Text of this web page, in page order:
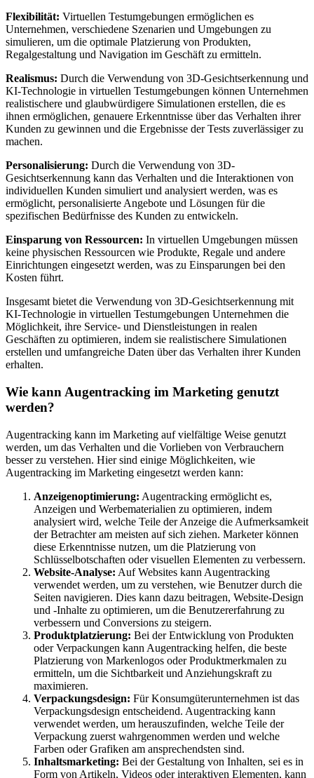
Flexibilität: Virtuellen Testumgebungen ermöglichen es
Unternehmen, verschiedene Szenarien und Umgebungen zu
simulieren, um die optimale Platzierung von Produkten,
Regalgestaltung und Navigation im Geschäft zu ermitteln.
Realismus: Durch die Verwendung von 3D-Gesichtserkennung und
KI-Technologie in virtuellen Testumgebungen können Unternehmen
realistischere und glaubwürdigere Simulationen erstellen, die es
ihnen ermöglichen, genauere Erkenntnisse über das Verhalten ihrer
Kunden zu gewinnen und die Ergebnisse der Tests zuverlässiger zu
machen.
Personalisierung: Durch die Verwendung von 3D-
Gesichtserkennung kann das Verhalten und die Interaktionen von
individuellen Kunden simuliert und analysiert werden, was es
ermöglicht, personalisierte Angebote und Lösungen für die
spezifischen Bedürfnisse des Kunden zu entwickeln.
Einsparung von Ressourcen: In virtuellen Umgebungen müssen
keine physischen Ressourcen wie Produkte, Regale und andere
Einrichtungen eingesetzt werden, was zu Einsparungen bei den
Kosten führt.
Insgesamt bietet die Verwendung von 3D-Gesichtserkennung mit
KI-Technologie in virtuellen Testumgebungen Unternehmen die
Möglichkeit, ihre Service- und Dienstleistungen in realen
Geschäften zu optimieren, indem sie realistischere Simulationen
erstellen und umfangreiche Daten über das Verhalten ihrer Kunden
erhalten.
Wie kann Augentracking im Marketing genutzt
werden?
Augentracking kann im Marketing auf vielfältige Weise genutzt
werden, um das Verhalten und die Vorlieben von Verbrauchern
besser zu verstehen. Hier sind einige Möglichkeiten, wie
Augentracking im Marketing eingesetzt werden kann:
Anzeigenoptimierung: Augentracking ermöglicht es,
Anzeigen und Werbematerialien zu optimieren, indem
analysiert wird, welche Teile der Anzeige die Aufmerksamkeit
der Betrachter am meisten auf sich ziehen. Marketer können
diese Erkenntnisse nutzen, um die Platzierung von
Schlüsselbotschaften oder visuellen Elementen zu verbessern.
Website-Analyse: Auf Websites kann Augentracking
verwendet werden, um zu verstehen, wie Benutzer durch die
Seiten navigieren. Dies kann dazu beitragen, Website-Design
und -Inhalte zu optimieren, um die Benutzererfahrung zu
verbessern und Conversions zu steigern.
Produktplatzierung: Bei der Entwicklung von Produkten
oder Verpackungen kann Augentracking helfen, die beste
Platzierung von Markenlogos oder Produktmerkmalen zu
ermitteln, um die Sichtbarkeit und Anziehungskraft zu
maximieren.
Verpackungsdesign: Für Konsumgüterunternehmen ist das
Verpackungsdesign entscheidend. Augentracking kann
verwendet werden, um herauszufinden, welche Teile der
Verpackung zuerst wahrgenommen werden und welche
Farben oder Grafiken am ansprechendsten sind.
Inhaltsmarketing: Bei der Gestaltung von Inhalten, sei es in
Form von Artikeln, Videos oder interaktiven Elementen, kann